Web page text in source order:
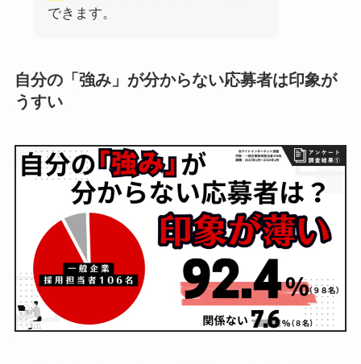
できます。
自分の「強み」が分からない応募者は印象が
うすい